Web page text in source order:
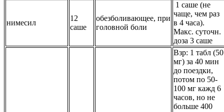
нимесил
12
саше
обезболивающее, при
головной боли
1 саше (не
чаще, чем раз
в 4 часа).
Макс. суточн.
доза 3 саше
Взр: 1 табл (50
мг) за 40 мин
до поездки,
потом по 50-
100 мг кажд 6
часов, но не
больше 400